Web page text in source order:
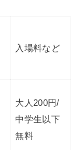
入場料など
大人200円/
中学生以下
無料